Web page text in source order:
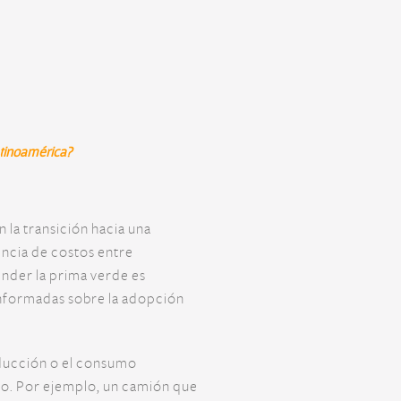
la transición hacia una
de costos entre
la prima verde es
sobre la adopción
o el consumo
Por ejemplo, un camión que